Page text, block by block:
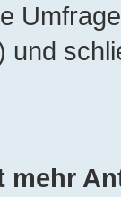
und
mehr